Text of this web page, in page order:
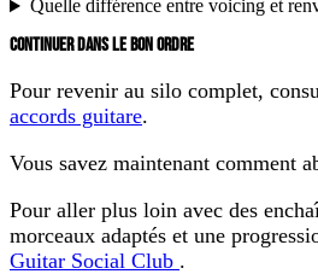
Quelle différence entre voicing et
CONTINUER DANS LE BON ORDRE
Pour revenir au silo complet,
accords guitare.
Vous savez maintenant comment
Pour aller plus loin avec des
morceaux adaptés et une
Guitar Social Club .